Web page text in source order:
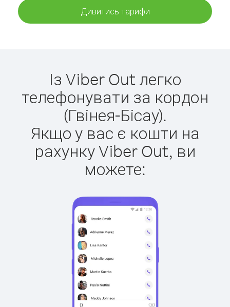
Дивитись тарифи
Із Viber Out легко
телефонувати за кордон
(Гвінея-Бісау).
Якщо у вас є кошти на
рахунку Viber Out, ви
можете: